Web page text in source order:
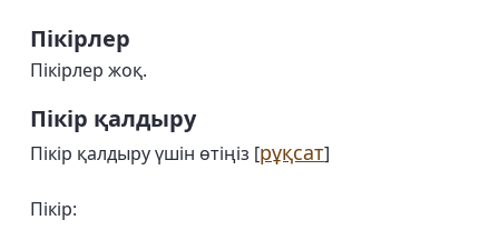
Пікірлер
Пікірлер жоқ.
Пікір қалдыру
Пікір қалдыру үшін өтіңіз [рұқсат]
Пікір: